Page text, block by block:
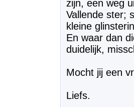
zijn, een weg
Vallende ster;
kleine
En waar dan
duidelijk,
Mocht jij een
Liefs.